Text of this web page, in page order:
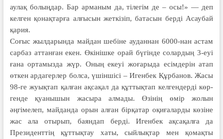
аулақ болың­дар. Бар арманым да, тілегім де – осы!» — деп
келген қонақтарға алғысын жеткізіп, батасын берді Асаубай
қария.
Соғыс жылдарында майдан шебіне ауданнан 6000-нан астам
сарбаз аттан­ған екен. Өкінішке орай бүгінде солар­дың 3-еуі
ғана ортамызда жүр. Оның екеуі жоғарыда есімдерін атап
өткен ардагерлер болса, үшіншісі – Игенбек Құрбанов. Жасы
98-ге жуықтап қалған ақса­қал да құттықтап келгендерді көр­
ген­де қуанышын жасыра алмады. Өзінің өмір жолын
әңгімелеп, майданда орын ал­ған бірқатар оқиғаларды көзіне
жас ала отырып, баяндап берді. Игенбек ақсақал­­­ға да
Президенттің құттықтау хаты, сый­лықтар мен қомақты